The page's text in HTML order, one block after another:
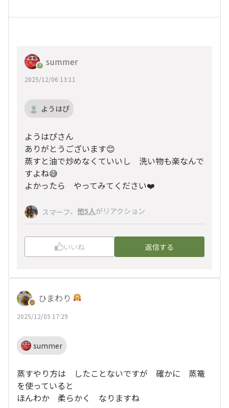
summer
2025/12/06 13:11
ようはぴ
ようはぴさん
ありがとうございます😊
蒸すと油で炒めなくていいし 洗い物も楽なんで
すよね😅
よかったら やってみてください❤️
スマーフ、 他5人がリアクション
いいね 返信する
ひまわり
2025/12/05 17:29
summer
蒸すやり方は したことないですが 確かに 蒸篭
を使っていると
ほんわか 柔らかく なりますね